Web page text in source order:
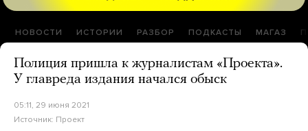
НОВОСТИ ИСТОРИИ РАЗБОР ПОДКАСТЫ МАГАЗ
Полиция пришла к журналистам «Проекта».
У главреда издания начался обыск
05:11, 29 июня 2021
Источник: Проект